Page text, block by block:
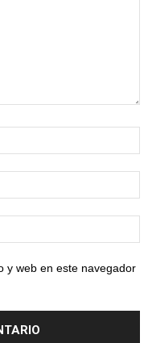
y web en este navegador